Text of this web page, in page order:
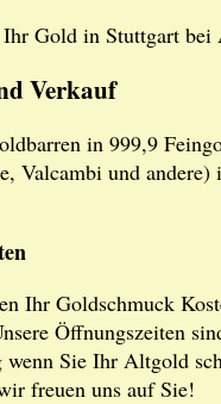
Ihr Gold in Stuttgart bei
Verkauf
in 999,9
Valcambi und
Ihr Goldschmuck
Öffnungszeiten
wenn Sie Ihr Altgold
freuen uns auf Sie!